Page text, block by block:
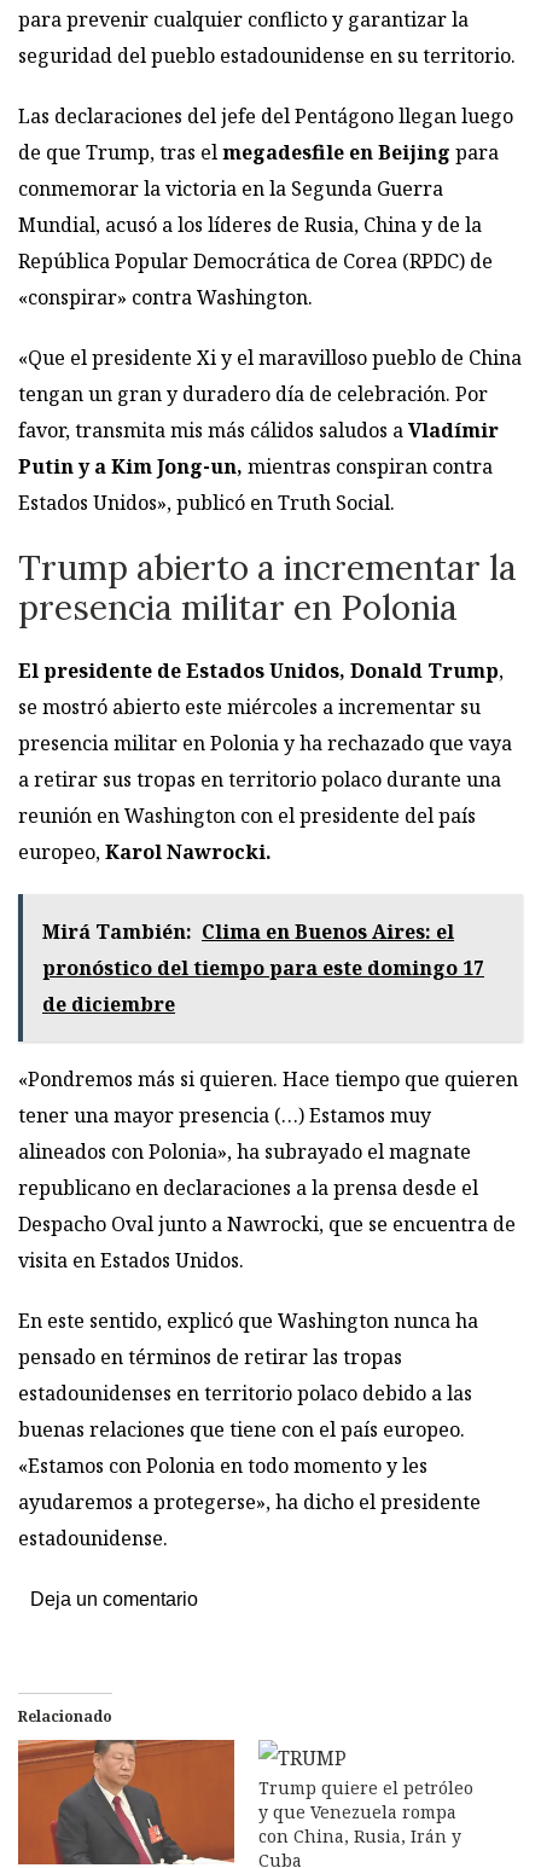
para prevenir cualquier conflicto y garantizar la
seguridad del pueblo estadounidense en su territorio.
Las declaraciones del jefe del Pentágono llegan luego
de que Trump, tras elmegadesfile en Beijing para
conmemorar la victoria en la Segunda Guerra
Mundial, acusó a los líderes de Rusia, China y de la
República Popular Democrática de Corea (RPDC) de
«conspirar» contra Washington.
«Que el presidente Xi y el maravilloso pueblo de China
tengan un gran y duradero día de celebración. Por
favor, transmita mis más cálidos saludos aVladímir
Putin y a Kim Jong-un, mientras conspiran contra
Estados Unidos», publicó en Truth Social.
Trump abierto a incrementar la
presencia militar en Polonia
El presidente de Estados Unidos, Donald Trump,
se mostró abierto este miércoles a incrementar su
presencia militar en Polonia y ha rechazado que vaya
a retirar sus tropas en territorio polaco durante una
reunión en Washington con el presidente del país
europeo,Karol Nawrocki.
Mirá También: Clima en Buenos Aires: el
pronóstico del tiempo para este domingo 17
de diciembre
«Pondremos más si quieren. Hace tiempo que quieren
tener una mayor presencia (…) Estamos muy
alineados con Polonia», ha subrayado el magnate
republicano en declaraciones a la prensa desde el
Despacho Oval junto a Nawrocki, que se encuentra de
visita en Estados Unidos.
En este sentido, explicó que Washington nunca ha
pensado en términos de retirar las tropas
estadounidenses en territorio polaco debido a las
buenas relaciones que tiene con el país europeo.
«Estamos con Polonia en todo momento y les
ayudaremos a protegerse», ha dicho el presidente
estadounidense.
Deja un comentario
Relacionado
Trump quiere el petróleo
y que Venezuela rompa
con China, Rusia, Irán y
Cuba